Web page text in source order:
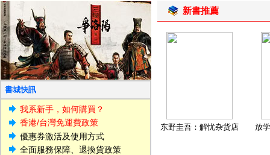
書城快訊
我系新手，如何購買？
香港/台灣免運費政策
優惠券激活及使用方式
全面服務保障、退換貨政策
新書推薦
东野圭吾：解忧杂货店 放